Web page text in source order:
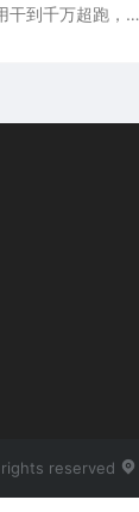
一天 9 台新车炸场！从 20 万家用干到千万超跑，全价位全覆盖
rights reserved